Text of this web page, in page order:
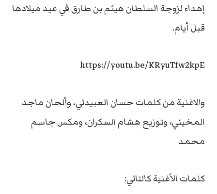
إهداء لزوجة السلطان هيثم بن طارق في عيد ميلادها
قبل أيام.
https://youtu.be/KRyuTfw2kpE
والاغنية من كلمات حسان العبيدلي، وألحان ماجد
المخيني، وتوزيع هشام السكران، ومكس جاسم
محمد
كلمات الأغنية كالتالي: